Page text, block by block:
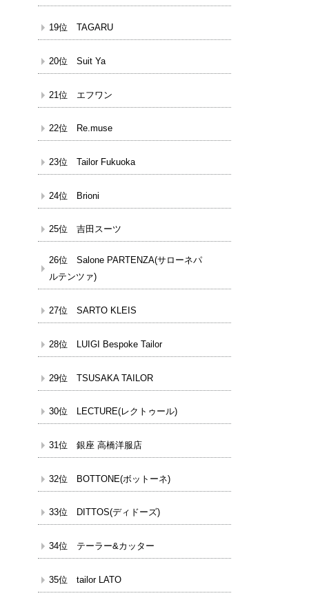
19位 TAGARU
20位 Suit Ya
21位 エフワン
22位 Re.muse
23位 Tailor Fukuoka
24位 Brioni
25位 吉田スーツ
26位 Salone PARTENZA(サローネパ
ルテンツァ)
27位 SARTO KLEIS
28位 LUIGI Bespoke Tailor
29位 TSUSAKA TAILOR
30位 LECTURE(レクトゥール)
31位 銀座 高橋洋服店
32位 BOTTONE(ボットーネ)
33位 DITTOS(ディドーズ)
34位 テーラー&カッター
35位 tailor LATO